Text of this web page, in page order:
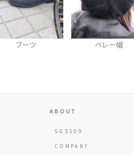
ベレー帽 スマフォカバー
ABOUT
SGS109
COMPANY